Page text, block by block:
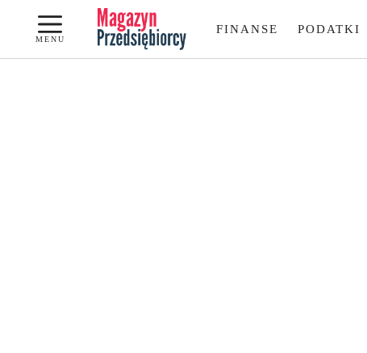
Przejdź
treści
MENU
FINANSE PODATKI